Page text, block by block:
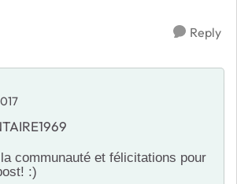
Reply
communauté et félicitations pour
:)